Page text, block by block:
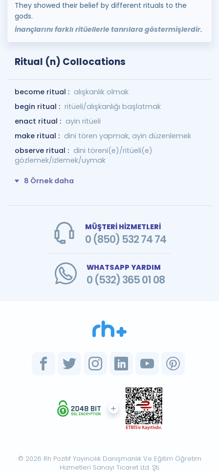
They showed their belief by different rituals to the
gods.
İnançlarını farklı ritüellerle tanrılara göstermişlerdir.
Ritual (n) Collocations
become ritual : alışkanlık olmak
begin ritual : ritüeli/alışkanlığı başlatmak
enact ritual : ayin ritüeli
make ritual : dini tören yapmak, ayin düzenlemek
observe ritual : dini töreni(e)/ritüeli(e)
gözlemek/izlemek/uymak
8 Örnek daha
MÜŞTERİ HİZMETLERİ
0 (850) 532 74 74
WHATSAPP YARDIM
0 (532) 365 01 08
© 2026 Rh Pozitif Yayıncılık Danışmanlık Ve Eğitim Öğretim
Hizmetleri Sanayi Ticaret Ltd. Şti.